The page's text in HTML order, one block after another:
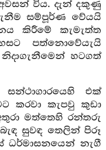
විය. දැන් දකුණු
සම්පූර්ණ වේයයි
කිරීමේ කැමැත්ත
පත්නොවේයැයි
හටගත්
එක්
කරවා කැපවු කුඩා
මත්තෙහි රන්තරු
සුවඳ තෙලින් පිරූ
ධර්මාසනයෙන් නැගී